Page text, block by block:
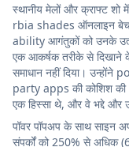
स्थानीय मेलों और क्राफ्ट
rbia shades ऑनलाइन
ability आगंतुकों को उनके
एक आकर्षक तरीके से दिखाने
समाधान नहीं दिया।
party apps की कोशिश की
एक हिस्सा थे, और वे भद्दे और
पॉवर पॉपअप के साथ
संपर्कों को 250% से अधिक